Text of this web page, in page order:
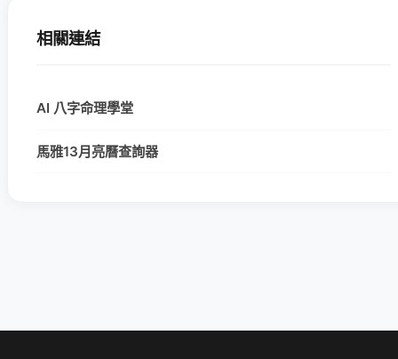
相關連結
AI 八字命理學堂
馬雅13月亮曆查詢器